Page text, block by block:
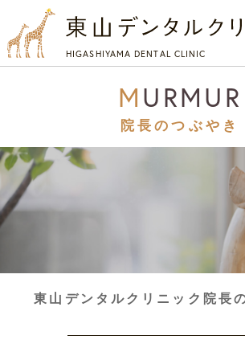
HIGASHIYAMA DENTAL CLINIC
MURMUR
院長のつぶやき
東山デンタルクリニック院長